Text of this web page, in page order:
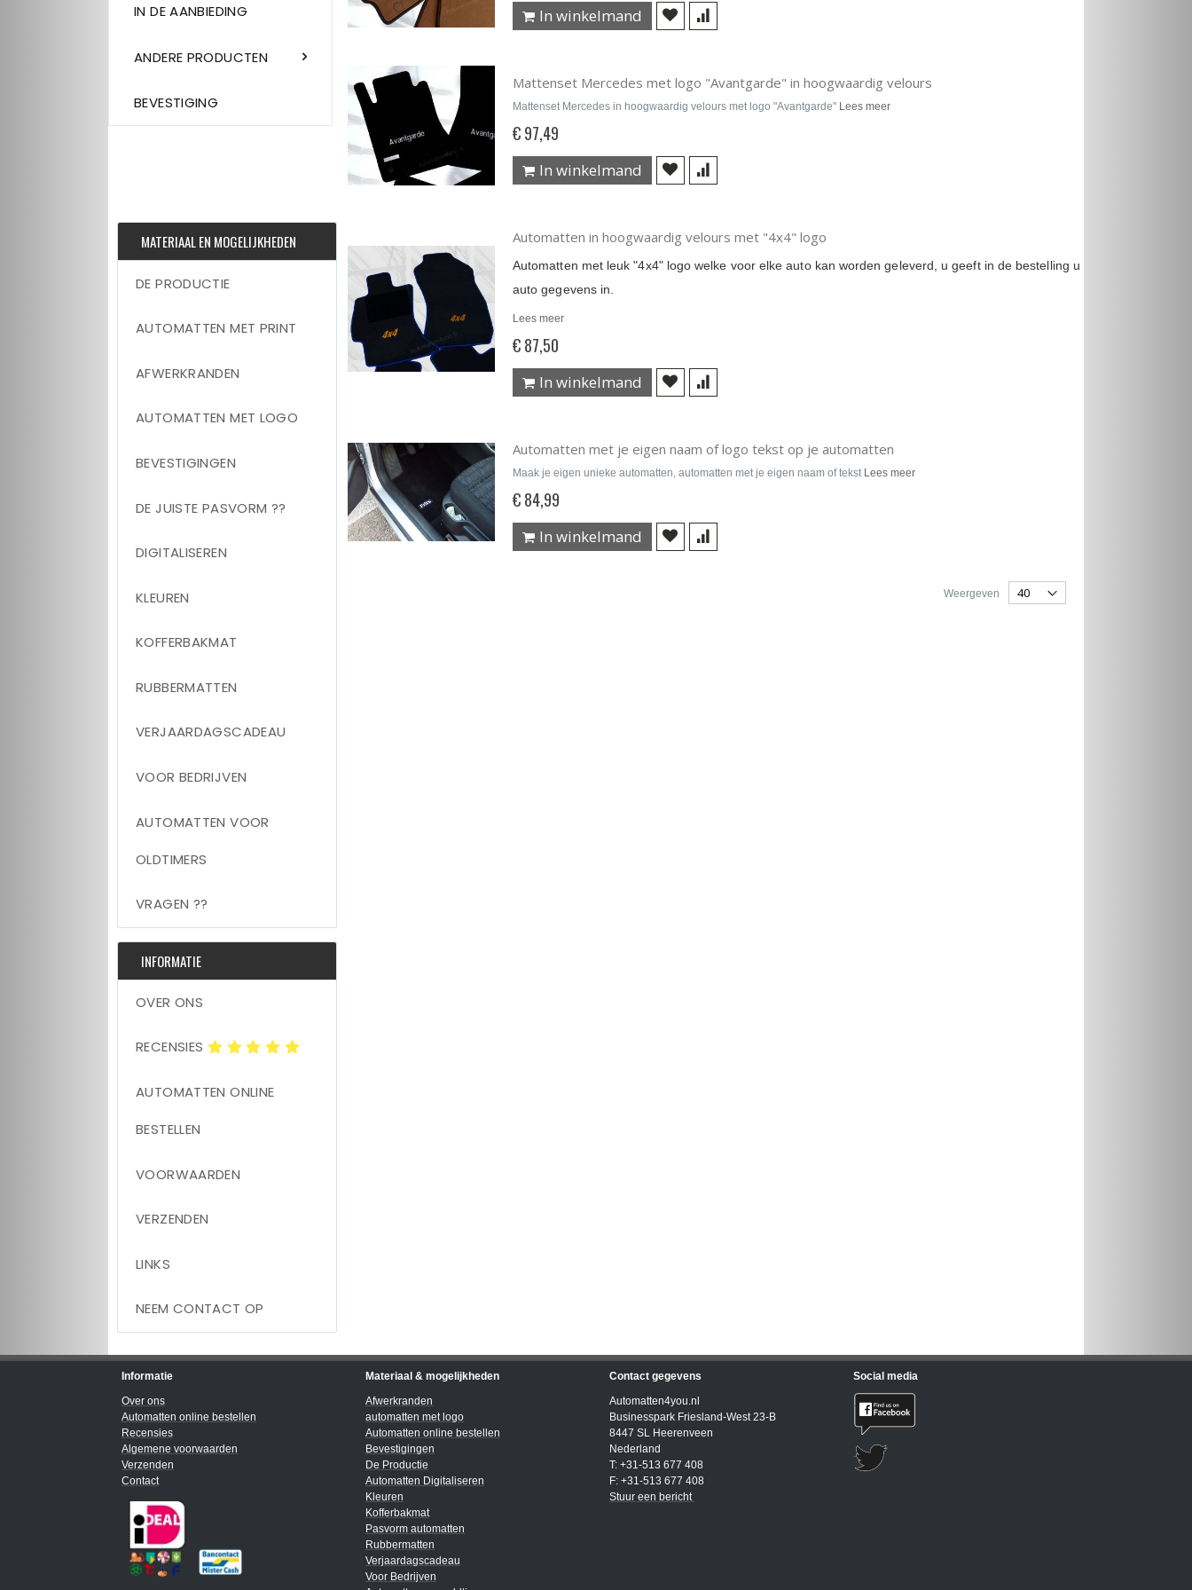
IN DE AANBIEDING
ANDERE PRODUCTEN
BEVESTIGING
In winkelmand
Mattenset Mercedes met logo "Avantgarde" in hoogwaardig velours
Mattenset Mercedes in hoogwaardig velours met logo "Avantgarde" Lees meer
€ 97,49
In winkelmand
Automatten in hoogwaardig velours met "4x4" logo
Automatten met leuk "4x4" logo welke voor elke auto kan worden geleverd, u geeft in de bestelling u
auto gegevens in.
Lees meer
€ 87,50
In winkelmand
Automatten met je eigen naam of logo tekst op je automatten
Maak je eigen unieke automatten, automatten met je eigen naam of tekst Lees meer
€ 84,99
In winkelmand
Weergeven
MATERIAAL EN MOGELIJKHEDEN
DE PRODUCTIE
AUTOMATTEN MET PRINT
AFWERKRANDEN
AUTOMATTEN MET LOGO
BEVESTIGINGEN
DE JUISTE PASVORM ??
DIGITALISEREN
KLEUREN
KOFFERBAKMAT
RUBBERMATTEN
VERJAARDAGSCADEAU
VOOR BEDRIJVEN
AUTOMATTEN VOOR
OLDTIMERS
VRAGEN ??
INFORMATIE
OVER ONS
RECENSIES
AUTOMATTEN ONLINE
BESTELLEN
VOORWAARDEN
VERZENDEN
LINKS
NEEM CONTACT OP
Informatie
Over ons
Automatten online bestellen
Recensies
Algemene voorwaarden
Verzenden
Contact
Materiaal & mogelijkheden
Afwerkranden
automatten met logo
Automatten online bestellen
Bevestigingen
De Productie
Automatten Digitaliseren
Kleuren
Kofferbakmat
Pasvorm automatten
Rubbermatten
Verjaardagscadeau
Voor Bedrijven
Contact gegevens
Automatten4you.nl
Businesspark Friesland-West 23-B
8447 SL Heerenveen
Nederland
T: +31-513 677 408
F: +31-513 677 408
Stuur een bericht
Social media